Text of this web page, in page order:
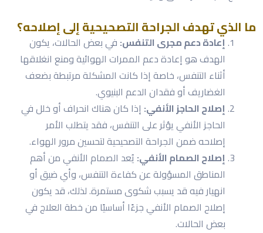
ما الذي تهدف الجراحة التصحيحية إلى إصلاحه؟
إعادة دعم مجرى التنفس: في بعض الحالات، يكون
الهدف هو إعادة دعم الممرات الهوائية ومنع انغلاقها
أثناء التنفس، خاصة إذا كانت المشكلة مرتبطة بضعف
الغضاريف أو فقدان الدعم البنيوي.
إصلاح الحاجز الأنفي: إذا كان هناك انحراف أو خلل في
الحاجز الأنفي يؤثر على التنفس، فقد يتطلب الأمر
إصلاحه ضمن الجراحة التصحيحية لتحسين مرور الهواء.
إصلاح الصمام الأنفي: يُعد الصمام الأنفي من أهم
المناطق المسؤولة عن كفاءة التنفس، وأي ضيق أو
انهيار فيه قد يسبب شكوى مستمرة. لذلك، قد يكون
إصلاح الصمام الأنفي جزءًا أساسيًا من خطة العلاج في
بعض الحالات.